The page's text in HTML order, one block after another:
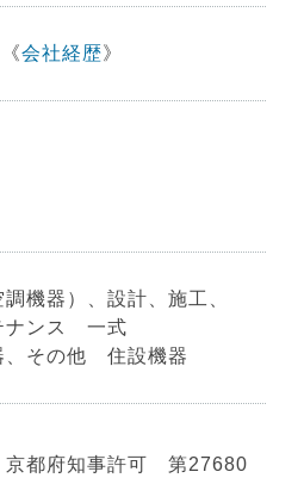
会社経歴》
機器）、設計、施工、
ナンス 一式
、その他 住設機器
都府知事許可 第27680